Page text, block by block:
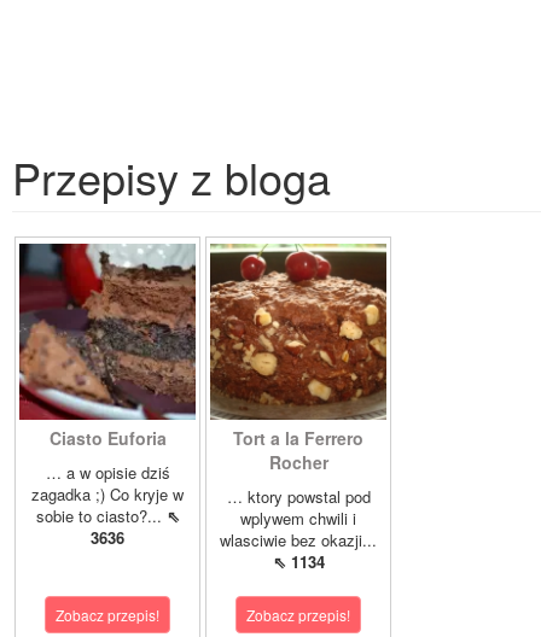
Przepisy z bloga
Ciasto Euforia
… a w opisie dziś
zagadka ;) Co kryje w
sobie to ciasto?... ⇖
3636
Zobacz przepis!
Tort a la Ferrero
Rocher
… ktory powstal pod
wplywem chwili i
wlasciwie bez okazji...
⇖ 1134
Zobacz przepis!